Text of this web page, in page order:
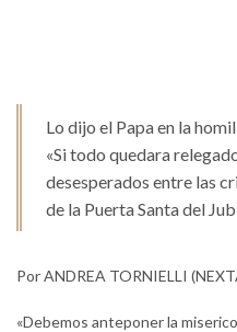
Lo dijo el Papa en la
«Si todo quedara
desesperados entre las
de la Puerta Santa del
Por ANDREA TORNIELLI
«Debemos anteponer la